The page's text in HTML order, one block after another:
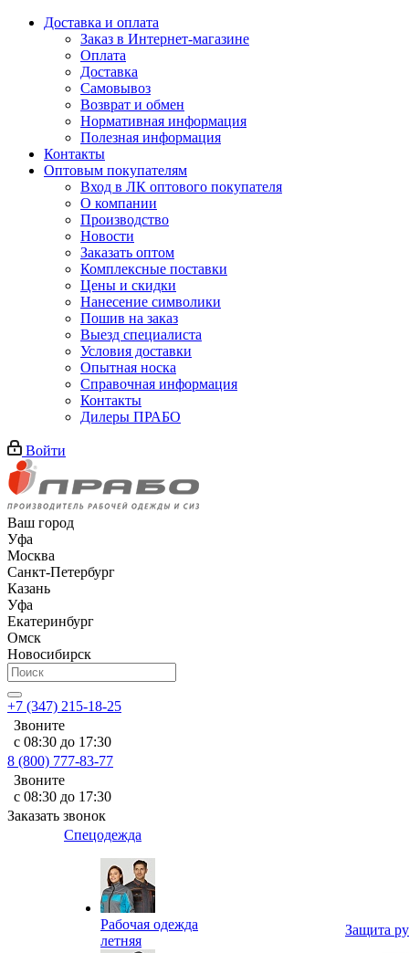
Доставка и оплата
Заказ в Интернет-магазине
Оплата
Доставка
Самовывоз
Возврат и обмен
Нормативная информация
Полезная информация
Контакты
Оптовым покупателям
Вход в ЛК оптового покупателя
О компании
Производство
Новости
Заказать оптом
Комплексные поставки
Цены и скидки
Нанесение символики
Пошив на заказ
Выезд специалиста
Условия доставки
Опытная носка
Справочная информация
Контакты
Дилеры ПРАБО
Войти
Ваш город
Уфа
Москва
Санкт-Петербург
Казань
Уфа
Екатеринбург
Омск
Новосибирск
+7 (347) 215-18-25
Звоните
с 08:30 до 17:30
8 (800) 777-83-77
Звоните
с 08:30 до 17:30
Заказать звонок
Спецодежда
Рабочая одежда
летняя
Защита